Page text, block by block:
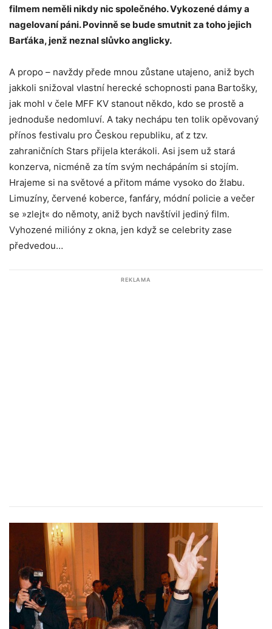
filmem neměli nikdy nic společného. Vykozené dámy a
nagelovaní páni. Povinně se bude smutnit za toho jejich
Barťáka, jenž neznal slůvko anglicky.
A propo – navždy přede mnou zůstane utajeno, aniž bych
jakkoli snižoval vlastní herecké schopnosti pana Bartošky,
jak mohl v čele MFF KV stanout někdo, kdo se prostě a
jednoduše nedomluví. A taky nechápu ten tolik opěvovaný
přínos festivalu pro Českou republiku, ať z tzv.
zahraničních Stars přijela kterákoli. Asi jsem už stará
konzerva, nicméně za tím svým nechápáním si stojím.
Hrajeme si na světové a přitom máme vysoko do žlabu.
Limuzíny, červené koberce, fanfáry, módní policie a večer
se »zlejt« do němoty, aniž bych navštívil jediný film.
Vyhozené milióny z okna, jen když se celebrity zase
předvedou…
REKLAMA